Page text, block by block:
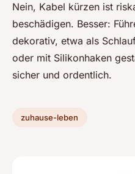
Nein, Kabel kürzen ist
beschädigen. Besser:
dekorativ, etwa als
oder mit Silikonhaken
sicher und ordentlich.
zuhause-leben